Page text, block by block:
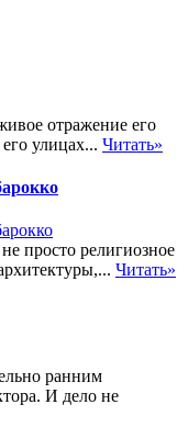
отражение его
улицах... Читать»
просто религиозное
Читать»
ранним
И дело не